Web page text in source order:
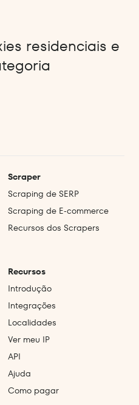
residenciais e
Scraper
Scraping de SERP
Scraping de E‑commerce
Recursos dos Scrapers
Recursos
Introdução
Integrações
Localidades
Ver meu IP
API
Ajuda
Como pagar